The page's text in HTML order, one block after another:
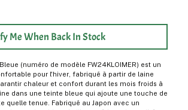
Me When Back In Stock
(numéro de modèle FW24KLOIMER) est un
pour l'hiver, fabriqué à partir de laine
chaleur et confort durant les mois froids à
dans une teinte bleue qui ajoute une touche de
quelle tenue. Fabriqué au Japon avec un